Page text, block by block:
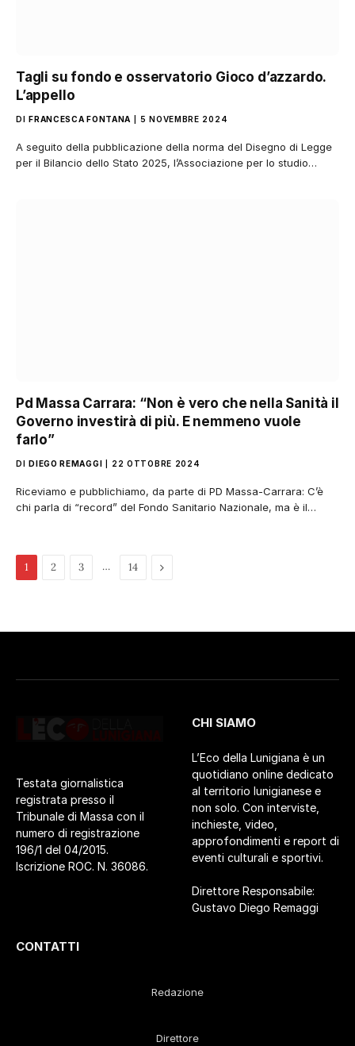
Tagli su fondo e osservatorio Gioco d’azzardo.
L’appello
DI FRANCESCA FONTANA 5 NOVEMBRE 2024
A seguito della pubblicazione della norma del Disegno di Legge
per il Bilancio dello Stato 2025, l’Associazione per lo studio…
Pd Massa Carrara: “Non è vero che nella Sanità il
Governo investirà di più. E nemmeno vuole
farlo”
DI DIEGO REMAGGI 22 OTTOBRE 2024
Riceviamo e pubblichiamo, da parte di PD Massa-Carrara: C’è
chi parla di “record” del Fondo Sanitario Nazionale, ma è il…
1 2 3 … 14
Pagina
Testata giornalistica
registrata presso il
Tribunale di Massa con il
numero di registrazione
196/1 del 04/2015.
Iscrizione ROC. N. 36086.
CHI SIAMO
L’Eco della Lunigiana è un
quotidiano online dedicato
al territorio lunigianese e
non solo. Con interviste,
inchieste, video,
approfondimenti e report di
eventi culturali e sportivi.
Direttore Responsabile:
Gustavo Diego Remaggi
CONTATTI
Redazione
Direttore